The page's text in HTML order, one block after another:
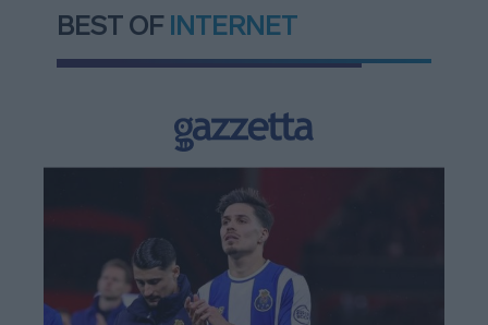
BEST OF INTERNET